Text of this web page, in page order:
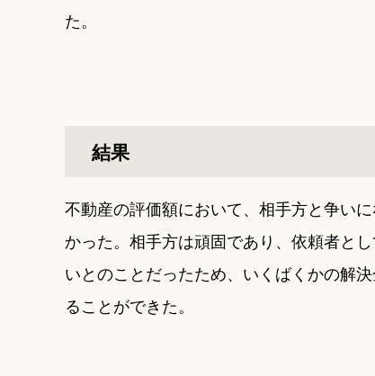
た。
結果
不動産の評価額において、相手方と争い
かった。相手方は頑固であり、依頼者と
いとのことだったため、いくばくかの解
ることができた。